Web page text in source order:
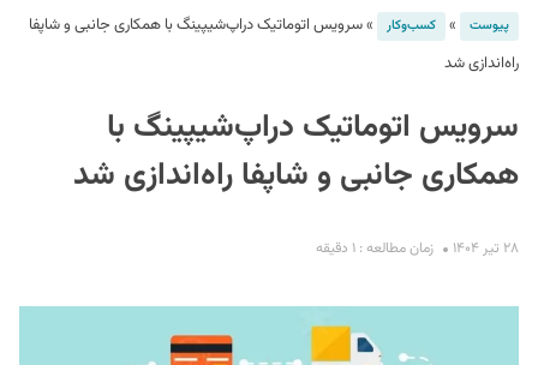
پیوست » کسب‌و‌کار »سرویس اتوماتیک دراپ‌شیپینگ با همکاری جانبی و شاپفا
راه‌اندازی شد
سرویس اتوماتیک دراپ‌شیپینگ با
همکاری جانبی و شاپفا راه‌اندازی شد
۲۸ تیر ۱۴۰۴ زمان مطالعه : ۱ دقیقه